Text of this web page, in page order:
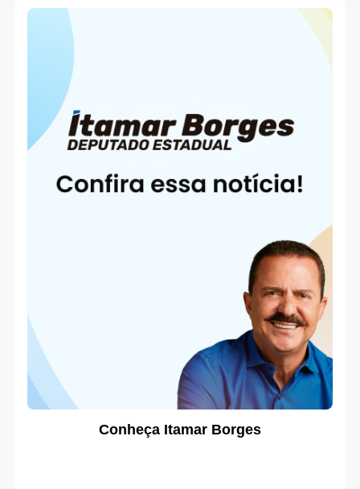
Conheça Itamar Borges